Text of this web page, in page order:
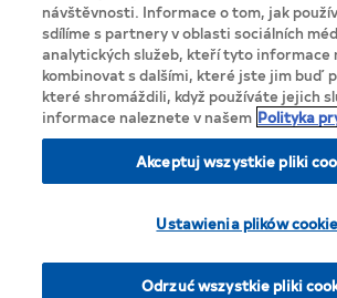
Nie znalazłaś tematu który Cie interesuje?Zaloguj
ZALOGUJ SIĘ
Cookie Statement
All emojis designed by OpenMoji – the open-source emoji and icon
návštěvnosti. Informace o tom, jak
sdílíme s partnery v oblasti sociálních
analytických služeb, kteří tyto informace
kombinovat s dalšími, které jste jim buď
které shromáždili, když používáte jejich
informace naleznete v našem Polityka
Akceptuj wszystkie pliki
Ustawienia plików cookie
Odrzuć wszystkie pliki